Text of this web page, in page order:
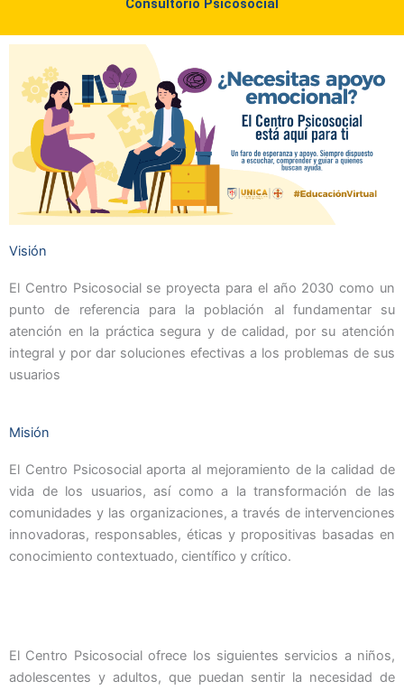
Visión
El Centro Psicosocial se proyecta para el año 2030 como un
punto de referencia para la población al fundamentar su
atención en la práctica segura y de calidad, por su atención
integral y por dar soluciones efectivas a los problemas de sus
usuarios
Misión
El Centro Psicosocial aporta al mejoramiento de la calidad de
vida de los usuarios, así como a la transformación de las
comunidades y las organizaciones, a través de intervenciones
innovadoras, responsables, éticas y propositivas basadas en
conocimiento contextuado, científico y crítico.
El Centro Psicosocial ofrece los siguientes servicios a niños,
adolescentes y adultos, que puedan sentir la necesidad de